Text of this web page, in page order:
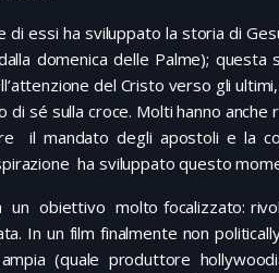
essi ha sviluppato la storia di
domenica delle Palme); questa
del Cristo verso gli
sé sulla croce. Molti hanno anche
il mandato degli apostoli e la
ha sviluppato questo
un obiettivo molto focalizzato:
In un film finalmente non
(quale produttore